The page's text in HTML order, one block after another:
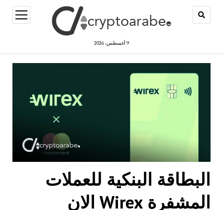
9 أغسطس، 2026
open
menu
البطاقة البنكية للعملات
المشفرة Wirex الان